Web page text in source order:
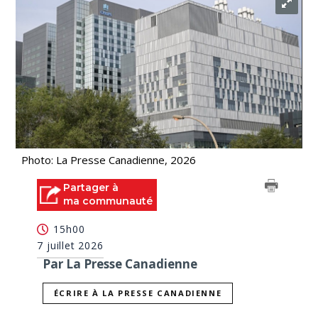
Photo: La Presse Canadienne, 2026
Partager à
ma communauté
15h00
7 juillet 2026
Par La Presse Canadienne
ÉCRIRE À LA PRESSE CANADIENNE